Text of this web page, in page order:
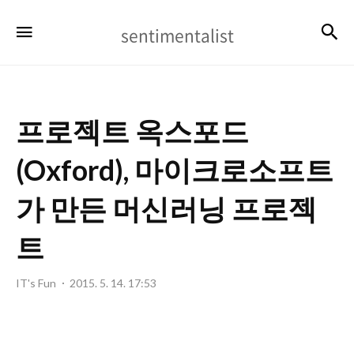
sentimentalist
프로젝트 옥스포드
(Oxford), 마이크로소프트
가 만든 머신러닝 프로젝
트
IT's Fun 2015. 5. 14. 17:53